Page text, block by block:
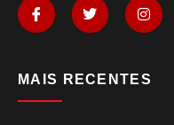
MAIS RECENTES